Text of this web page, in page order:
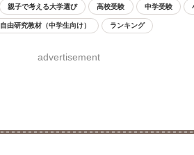
親子で考える大学選び 高校受験 中学受験
自由研究教材（中学生向け） ランキング
advertisement